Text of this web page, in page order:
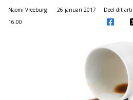
Naomi Vreeburg
26 januari 2017
16:00
Deel dit